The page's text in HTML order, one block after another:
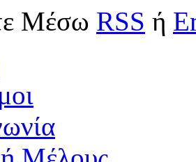
Μέσω RSS ή